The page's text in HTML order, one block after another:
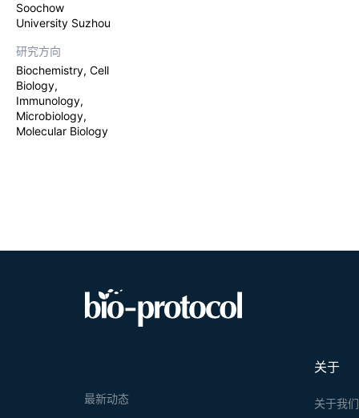
Soochow
University Suzhou
研究方向
Biochemistry, Cell
Biology,
Immunology,
Microbiology,
Molecular Biology
关于
关于我们
最新动态